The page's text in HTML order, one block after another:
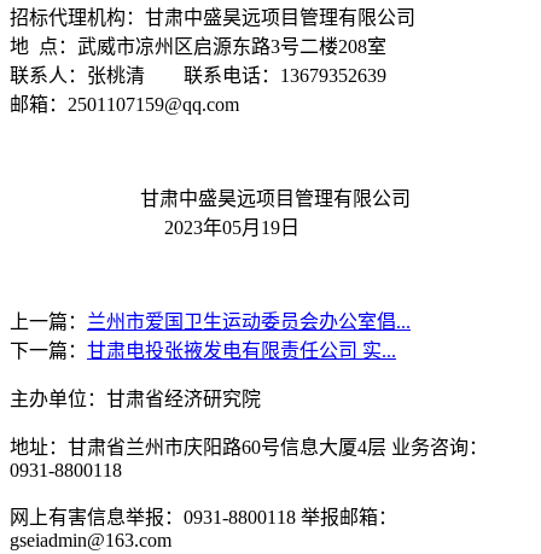
招标代理机构：甘肃中盛昊远项目管理有限公司
地 点：武威市凉州区启源东路3号二楼208室
联系人：张桃清 联系电话：13679352639
邮箱：2501107159@qq.com
甘肃中盛昊远项目管理有限公司
2023年05月19日
上一篇： 兰州市爱国卫生运动委员会办公室倡...
下一篇： 甘肃电投张掖发电有限责任公司 实...
主办单位：甘肃省经济研究院
地址：甘肃省兰州市庆阳路60号信息大厦4层 业务咨询：
0931-8800118
网上有害信息举报：0931-8800118 举报邮箱：
gseiadmin@163.com